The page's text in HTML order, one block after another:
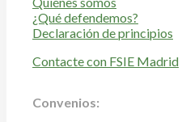
¿Qué defendemos?
Declaración de principios
Contacte con FSIE Madrid
Convenios: